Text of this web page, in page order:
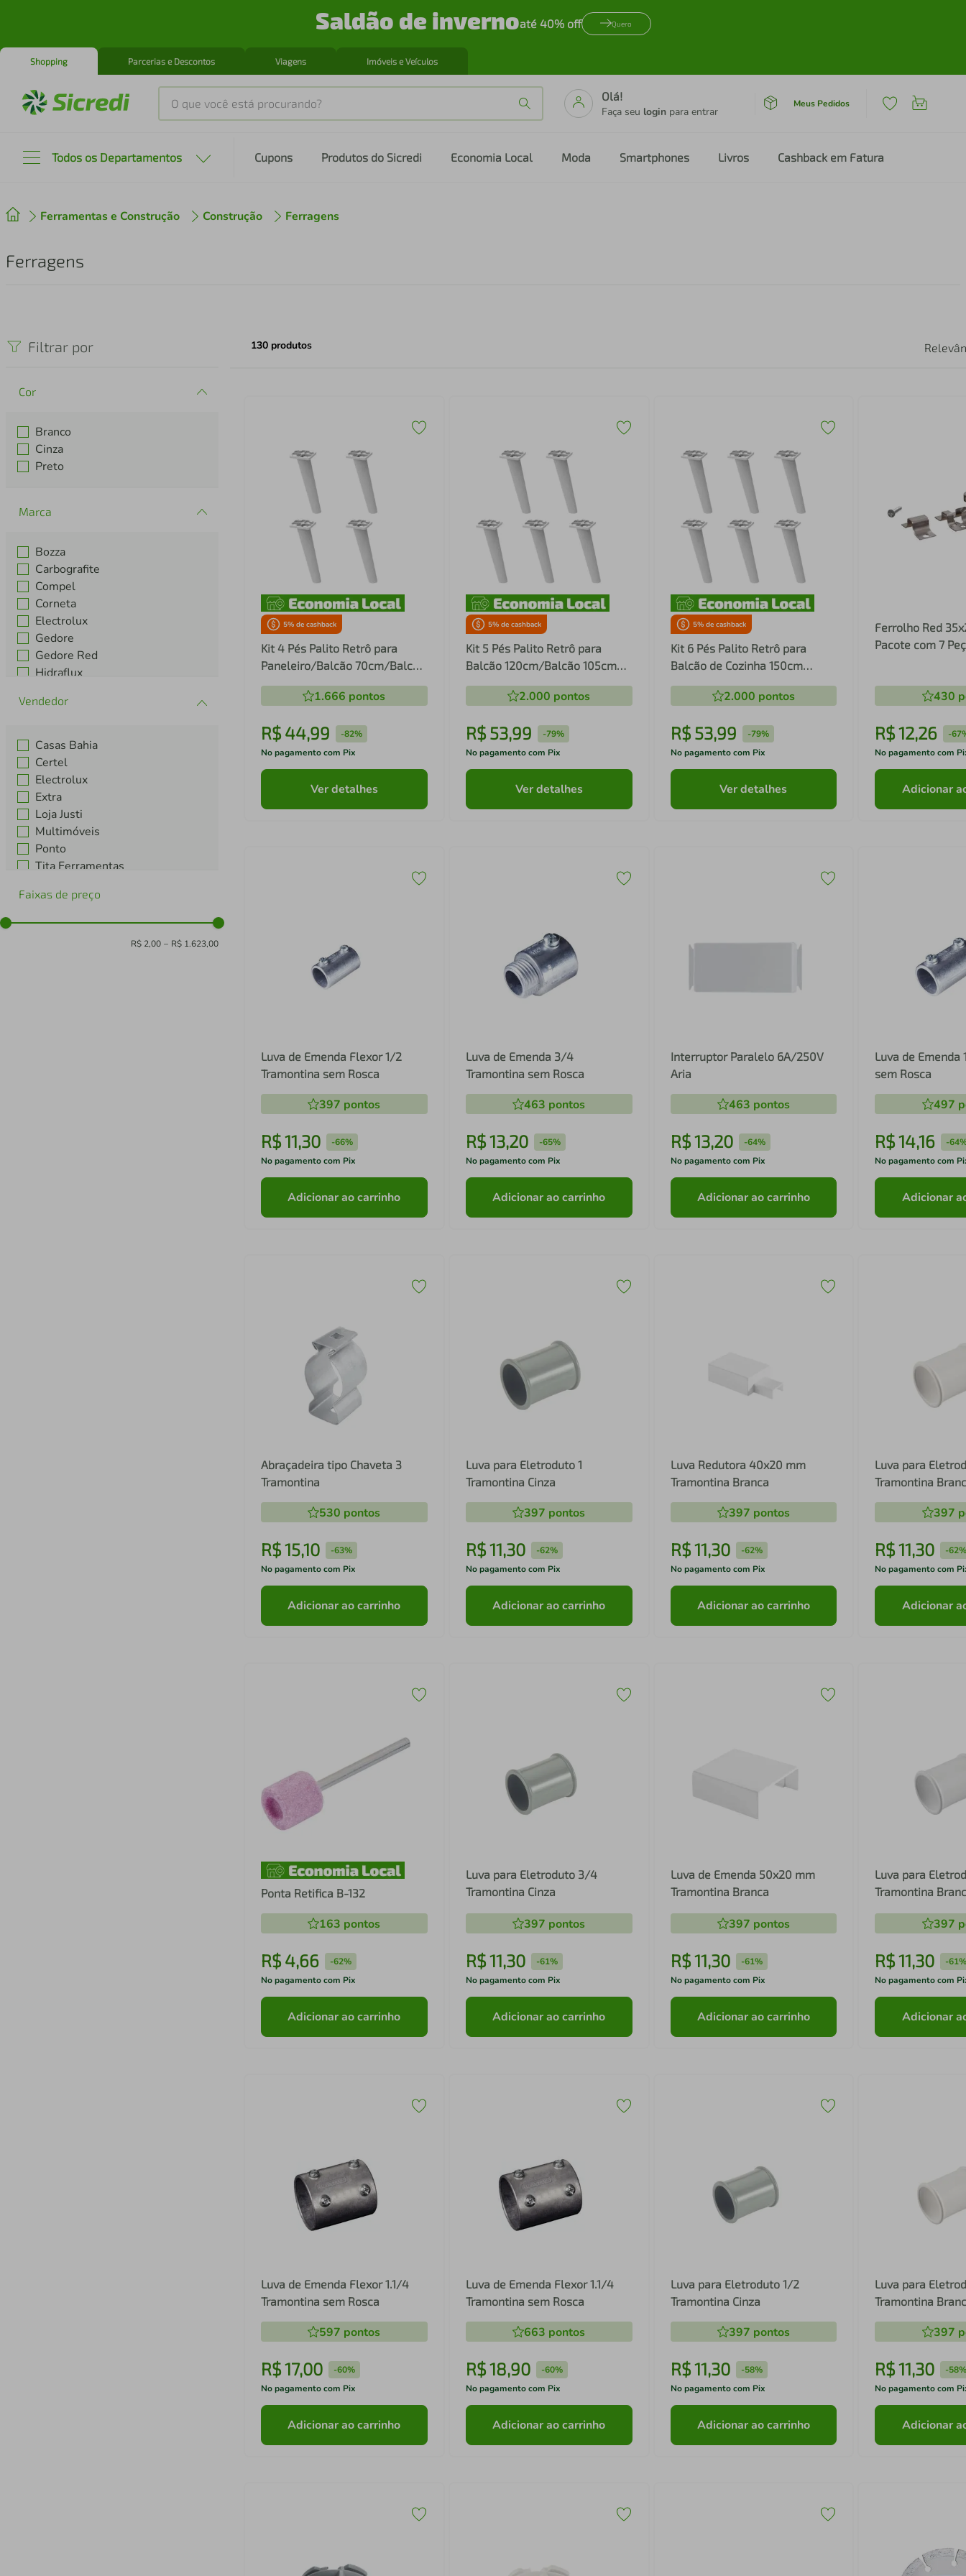
Saldão de invernoaté 40% off Quero
Shopping Parcerias e Descontos Viagens Imóveis e Veículos
O que você está procurando?
Olá!
Faça seu login para entrar
Meus Pedidos
Todos os Departamentos Cupons Produtos do Sicredi Economia Local Moda Smartphones Livros Cashback em Fatura
Ferramentas e Construção Construção Ferragens
Ferragens
Filtrar por
Cor
Branco
Cinza
Preto
Marca
Bozza
Carbografite
Compel
Corneta
Electrolux
Gedore
Gedore Red
Hidraflux
Intelbrás
Casas Bahia
Certel
Electrolux
Extra
Loja Justi
Multimóveis
Ponto
Tita Ferramentas
Weconnect
Faixas de preço
R$ 2,00 – R$ 1.623,00
130 produtos
5% de cashback
Kit 4 Pés Palito Retrô para
Paneleiro/Balcão 70cm/Balcão
Canto Veneza Multimóveis
1.666 pontos
R$ 44,99 -82%
No pagamento com Pix
Ver detalhes
5% de cashback
Kit 5 Pés Palito Retrô para
Balcão 120cm/Balcão 105cm
Veneza Multimóveis MP3078
2.000 pontos
R$ 53,99 -79%
No pagamento com Pix
Ver detalhes
5% de cashback
Kit 6 Pés Palito Retrô para
Balcão de Cozinha 150cm
Veneza Multimóveis MP3084
2.000 pontos
R$ 53,99 -79%
No pagamento com Pix
Ver detalhes
Ferrolho Red
Pacote com 7
430
R$12,26 -
No pagamento com
Adicionar
Luva de Emenda Flexor 1/2
Tramontina sem Rosca
397 pontos
R$11,30 -66%
No pagamento com Pix
Adicionar ao carrinho
Luva de Emenda 3/4
Tramontina sem Rosca
463 pontos
R$13,20 -65%
No pagamento com Pix
Adicionar ao carrinho
Interruptor Paralelo 6A/250V
Aria
463 pontos
R$13,20 -64%
No pagamento com Pix
Adicionar ao carrinho
Luva de Emenda
sem Rosca
497
R$14,16 -
No pagamento com
Adicionar
Abraçadeira tipo Chaveta 3
Tramontina
530 pontos
R$15,10 -63%
No pagamento com Pix
Adicionar ao carrinho
Luva para Eletroduto 1
Tramontina Cinza
397 pontos
R$11,30 -62%
No pagamento com Pix
Adicionar ao carrinho
Luva Redutora 40x20 mm
Tramontina Branca
397 pontos
R$11,30 -62%
No pagamento com Pix
Adicionar ao carrinho
Luva para
Tramontina
397
R$11,30 -
No pagamento com
Adicionar
Ponta Retifica B-132
163 pontos
R$ 4,66 -62%
No pagamento com Pix
Adicionar ao carrinho
Luva para Eletroduto 3/4
Tramontina Cinza
397 pontos
R$11,30 -61%
No pagamento com Pix
Adicionar ao carrinho
Luva de Emenda 50x20 mm
Tramontina Branca
397 pontos
R$11,30 -61%
No pagamento com Pix
Adicionar ao carrinho
Luva para
Tramontina
397
R$11,30 -
No pagamento com
Adicionar
Luva de Emenda Flexor 1.1/4
Tramontina sem Rosca
597 pontos
R$17,00 -60%
No pagamento com Pix
Adicionar ao carrinho
Luva de Emenda Flexor 1.1/4
Tramontina sem Rosca
663 pontos
R$18,90 -60%
No pagamento com Pix
Adicionar ao carrinho
Luva para Eletroduto 1/2
Tramontina Cinza
397 pontos
R$11,30 -58%
No pagamento com Pix
Adicionar ao carrinho
Luva para
Tramontina
397
R$11,30 -
No pagamento com
Adicionar
2º cafeteira